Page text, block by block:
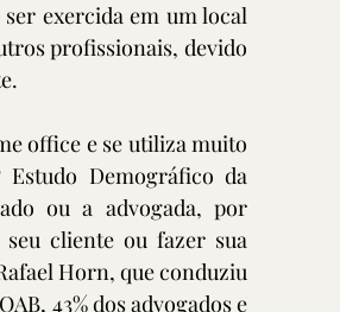
exercida em um local
profissionais, devido
office e se utiliza muito
Demográfico da
ou a advogada, por
cliente ou fazer sua
Horn, que conduziu
43% dos advogados e